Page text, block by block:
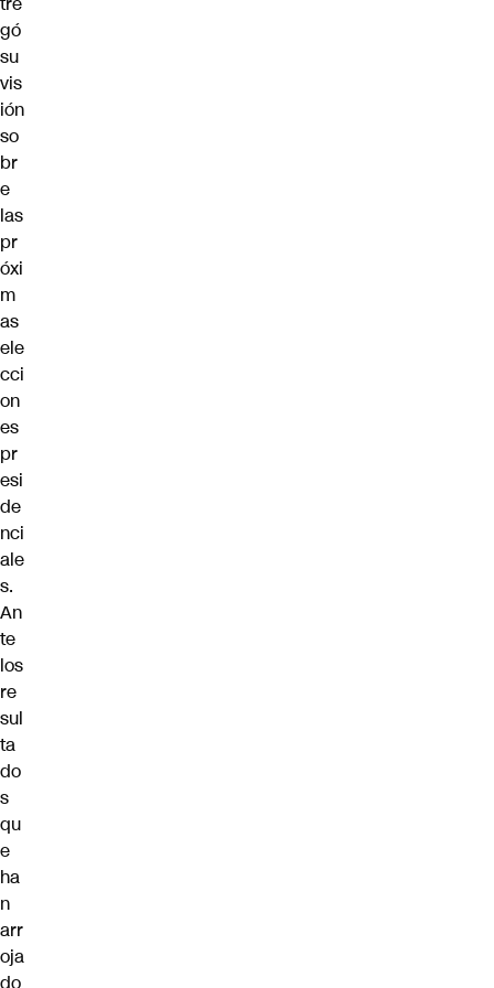
gó
su
vis
ión
so
br
e
las
pr
óxi
m
as
ele
cci
on
es
pr
esi
de
nci
ale
s.
An
te
los
re
sul
ta
do
s
qu
e
ha
n
arr
oja
do